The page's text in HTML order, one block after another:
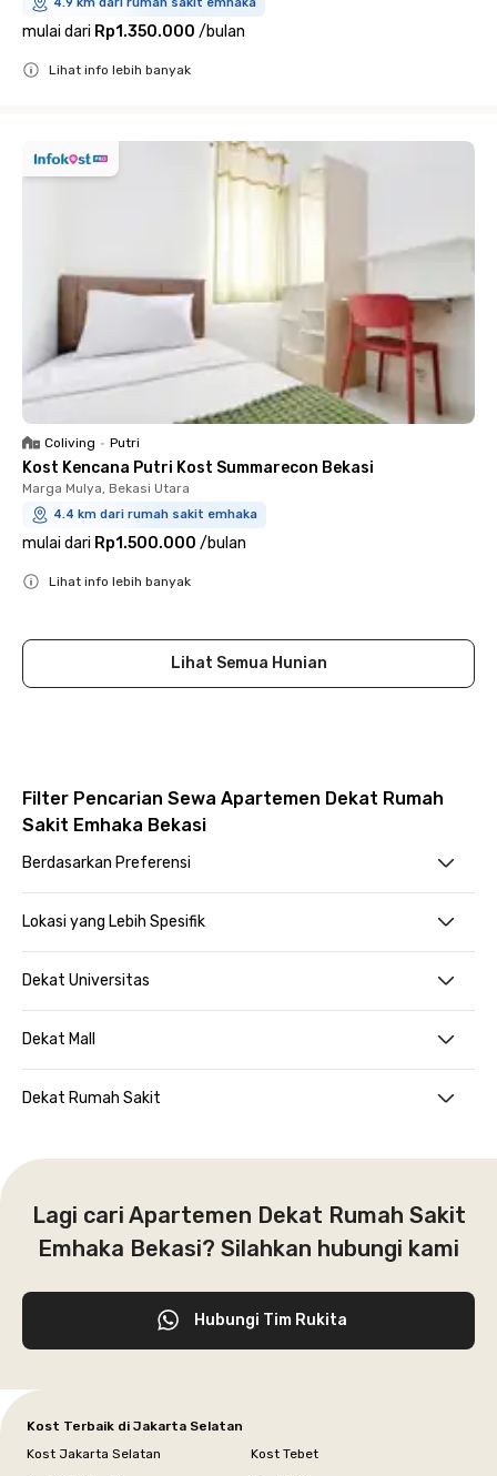
mulai dari Rp1.350.000 /bulan
Lihat info lebih banyak
Coliving • Putri
Kost Kencana Putri Kost Summarecon Bekasi
Marga Mulya, Bekasi Utara
4.4 km dari rumah sakit emhaka
mulai dari Rp1.500.000 /bulan
Lihat info lebih banyak
Lihat Semua Hunian
Filter Pencarian Sewa Apartemen Dekat Rumah
Sakit Emhaka Bekasi
Berdasarkan Preferensi
Lokasi yang Lebih Spesifik
Dekat Universitas
Dekat Mall
Dekat Rumah Sakit
Lagi cari Apartemen Dekat Rumah Sakit
Emhaka Bekasi? Silahkan hubungi kami
Hubungi Tim Rukita
Kost Terbaik di Jakarta Selatan
Kost Jakarta Selatan
Kost Tebet